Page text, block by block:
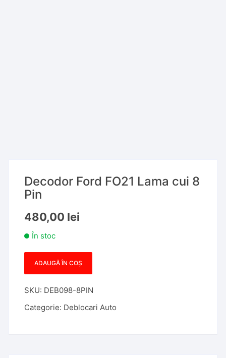
Decodor Ford FO21 Lama cui 8
Pin
480,00 lei
În stoc
Cantitate
Ford
FO21
ADAUGĂ ÎN COȘ
SKU: DEB098-8PIN
Categorie: Deblocari Auto